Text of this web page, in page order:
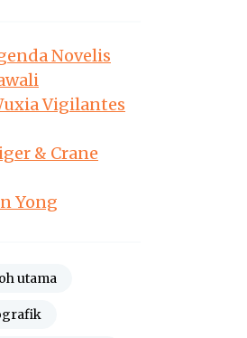
Novelis
Vigilantes
& Crane
Yong
utama